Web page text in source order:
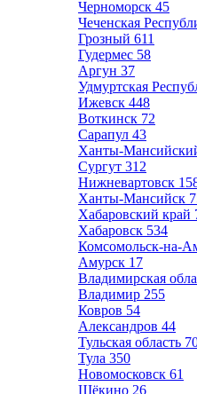
Черноморск 45
Чеченская
Грозный 611
Гудермес 58
Аргун 37
Удмуртская
Ижевск 448
Воткинск 72
Сарапул 43
Ханты-
Сургут 312
Нижневартовск
Ханты-Мансийск
Хабаровский край
Хабаровск 534
Комсомольск-на-
Амурск 17
Владимирская
Владимир 255
Ковров 54
Александров 44
Тульская область
Тула 350
Новомосковск 61
Щёкино 26